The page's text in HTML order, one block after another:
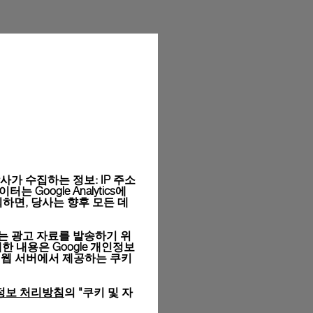
선택하실 수 있습니다.
가 수집하는 정보: IP 주소
터는 Google Analytics에
면, 당사는 향후 모든 데
광고 자료를 발송하기 위
내용은 Google 개인정보
서버에서 제공하는 쿠키
보 처리방침의 "쿠키 및 자